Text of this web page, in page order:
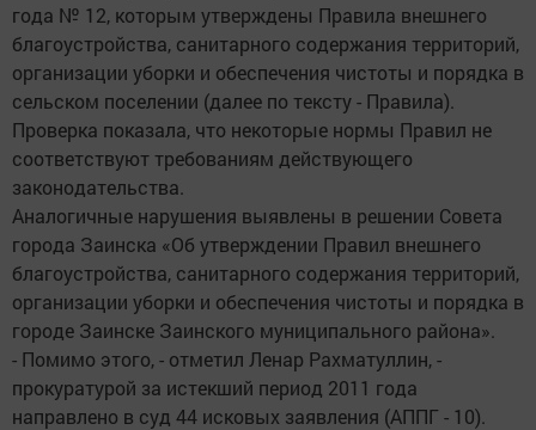
года № 12, которым утверждены Правила внешнего
благоустройства, санитарного содержания территорий,
организации уборки и обеспечения чистоты и порядка в
сельском поселении (далее по тексту - Правила).
Проверка показала, что некоторые нормы Правил не
соответствуют требованиям действующего
законодательства.
Аналогичные нарушения выявлены в решении Совета
города Заинска «Об утверждении Правил внешнего
благоустройства, санитарного содержания территорий,
организации уборки и обеспечения чистоты и порядка в
городе Заинске Заинского муниципального района».
- Помимо этого, - отметил Ленар Рахматуллин, -
прокуратурой за истекший период 2011 года
направлено в суд 44 исковых заявления (АППГ - 10).